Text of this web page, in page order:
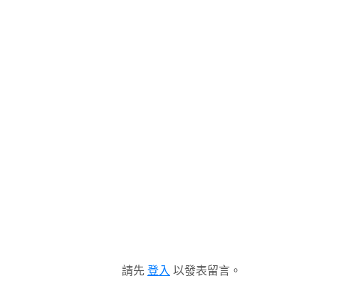
請先 登入 以發表留言。